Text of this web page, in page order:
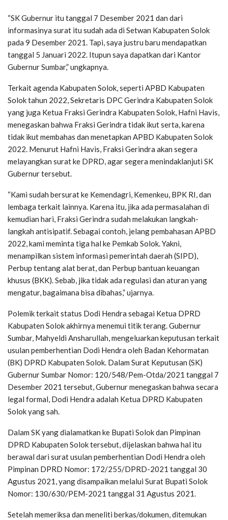
“SK Gubernur itu tanggal 7 Desember 2021 dan dari
informasinya surat itu sudah ada di Setwan Kabupaten Solok
pada 9 Desember 2021. Tapi, saya justru baru mendapatkan
tanggal 5 Januari 2022. Itupun saya dapatkan dari Kantor
Gubernur Sumbar,” ungkapnya.
Terkait agenda Kabupaten Solok, seperti APBD Kabupaten
Solok tahun 2022, Sekretaris DPC Gerindra Kabupaten Solok
yang juga Ketua Fraksi Gerindra Kabupaten Solok, Hafni Havis,
menegaskan bahwa Fraksi Gerindra tidak ikut serta, karena
tidak ikut membahas dan menetapkan APBD Kabupaten Solok
2022. Menurut Hafni Havis, Fraksi Gerindra akan segera
melayangkan surat ke DPRD, agar segera menindaklanjuti SK
Gubernur tersebut.
“Kami sudah bersurat ke Kemendagri, Kemenkeu, BPK RI, dan
lembaga terkait lainnya. Karena itu, jika ada permasalahan di
kemudian hari, Fraksi Gerindra sudah melakukan langkah-
langkah antisipatif. Sebagai contoh, jelang pembahasan APBD
2022, kami meminta tiga hal ke Pemkab Solok. Yakni,
menampilkan sistem informasi pemerintah daerah (SIPD),
Perbup tentang alat berat, dan Perbup bantuan keuangan
khusus (BKK). Sebab, jika tidak ada regulasi dan aturan yang
mengatur, bagaimana bisa dibahas,” ujarnya.
Polemik terkait status Dodi Hendra sebagai Ketua DPRD
Kabupaten Solok akhirnya menemui titik terang. Gubernur
Sumbar, Mahyeldi Ansharullah, mengeluarkan keputusan terkait
usulan pemberhentian Dodi Hendra oleh Badan Kehormatan
(BK) DPRD Kabupaten Solok. Dalam Surat Keputusan (SK)
Gubernur Sumbar Nomor: 120/548/Pem-Otda/2021 tanggal 7
Desember 2021 tersebut, Gubernur menegaskan bahwa secara
legal formal, Dodi Hendra adalah Ketua DPRD Kabupaten
Solok yang sah.
Dalam SK yang dialamatkan ke Bupati Solok dan Pimpinan
DPRD Kabupaten Solok tersebut, dijelaskan bahwa hal itu
berawal dari surat usulan pemberhentian Dodi Hendra oleh
Pimpinan DPRD Nomor: 172/255/DPRD-2021 tanggal 30
Agustus 2021, yang disampaikan melalui Surat Bupati Solok
Nomor: 130/630/PEM-2021 tanggal 31 Agustus 2021.
Setelah memeriksa dan meneliti berkas/dokumen, ditemukan